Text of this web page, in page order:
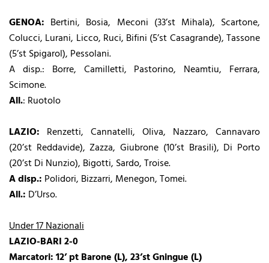
GENOA: Bertini, Bosia, Meconi (33’st Mihala), Scartone,
Colucci, Lurani, Licco, Ruci, Bifini (5’st Casagrande), Tassone
(5’st Spigarol), Pessolani.
A disp.: Borre, Camilletti, Pastorino, Neamtiu, Ferrara,
Scimone.
All.: Ruotolo
LAZIO: Renzetti, Cannatelli, Oliva, Nazzaro, Cannavaro
(20’st Reddavide), Zazza, Giubrone (10’st Brasili), Di Porto
(20’st Di Nunzio), Bigotti, Sardo, Troise.
A disp.: Polidori, Bizzarri, Menegon, Tomei.
All.: D’Urso.
Under 17 Nazionali
LAZIO-BARI 2-0
Marcatori:12’ pt Barone (L), 23’st Gningue (L)